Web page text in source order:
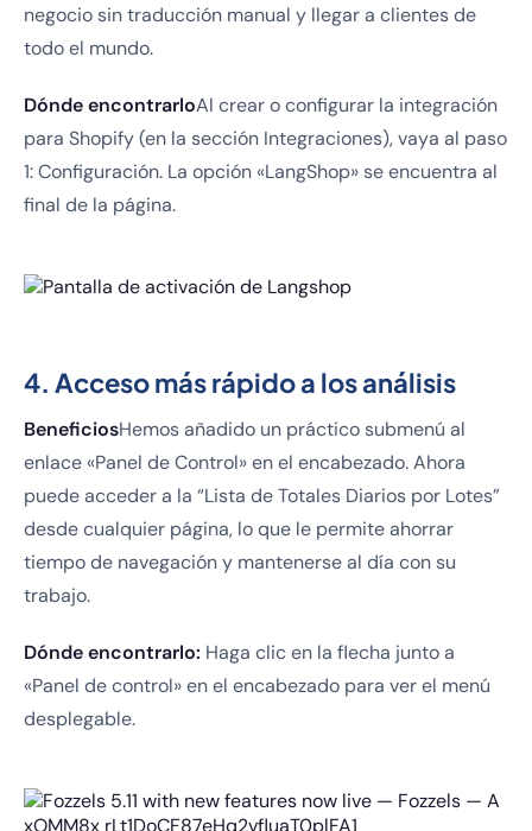
negocio sin traducción manual y llegar a clientes de
todo el mundo.
Dónde encontrarloAl crear o configurar la integración
para Shopify (en la sección Integraciones), vaya al paso
1: Configuración. La opción «LangShop» se encuentra al
final de la página.
4. Acceso más rápido a los análisis
BeneficiosHemos añadido un práctico submenú al
enlace «Panel de Control» en el encabezado. Ahora
puede acceder a la “Lista de Totales Diarios por Lotes”
desde cualquier página, lo que le permite ahorrar
tiempo de navegación y mantenerse al día con su
trabajo.
Dónde encontrarlo: Haga clic en la flecha junto a
«Panel de control» en el encabezado para ver el menú
desplegable.